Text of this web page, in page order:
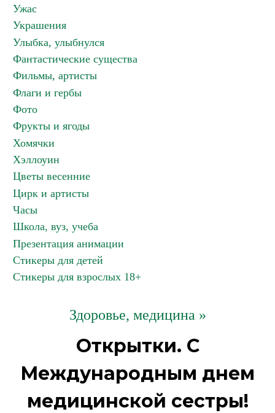
Ужас
Украшения
Улыбка, улыбнулся
Фантастические существа
Фильмы, артисты
Флаги и гербы
Фото
Фрукты и ягоды
Хомячки
Хэллоуин
Цветы весенние
Цирк и артисты
Часы
Школа, вуз, учеба
Презентация анимации
Стикеры для детей
Стикеры для взрослых 18+
Здоровье, медицина »
Открытки. С
Международным днем
медицинской сестры!